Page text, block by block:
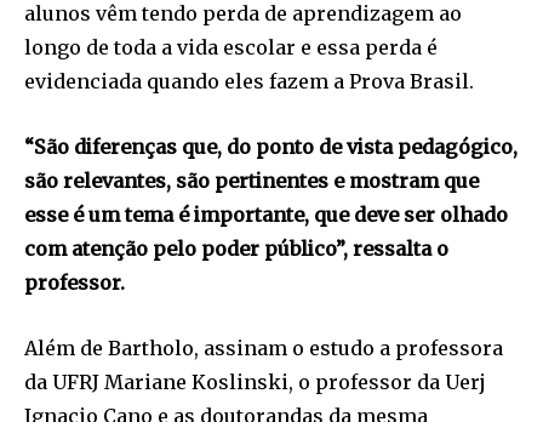
alunos vêm tendo perda de aprendizagem ao
longo de toda a vida escolar e essa perda é
evidenciada quando eles fazem a Prova Brasil.
“São diferenças que, do ponto de vista pedagógico,
são relevantes, são pertinentes e mostram que
esse é um tema é importante, que deve ser olhado
com atenção pelo poder público”, ressalta o
professor.
Além de Bartholo, assinam o estudo a professora
da UFRJ Mariane Koslinski, o professor da Uerj
Ignacio Cano e as doutorandas da mesma